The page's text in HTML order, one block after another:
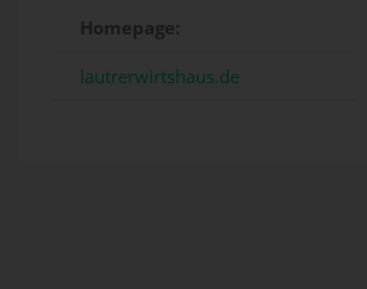
Homepage:
lautrerwirtshaus.de